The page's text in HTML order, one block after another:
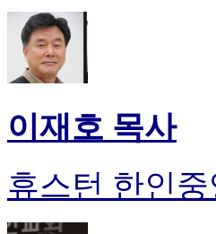
이재호 목사
휴스턴 한인